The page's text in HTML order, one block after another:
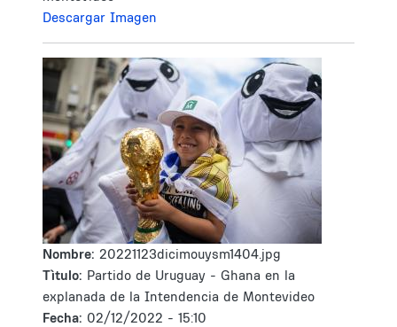
Descargar Imagen
Nombre: 20221123dicimouysm1404.jpg
Tìtulo: Partido de Uruguay - Ghana en la
explanada de la Intendencia de Montevideo
Fecha: 02/12/2022 - 15:10